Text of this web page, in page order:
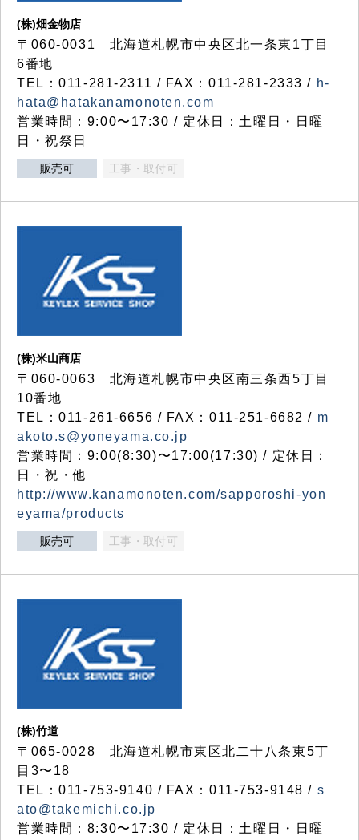
(株)畑金物店
〒060-0031 北海道札幌市中央区北一条東1丁目
6番地
TEL：011-281-2311 / FAX：011-281-2333 / h-
hata@hatakanamonoten.com
営業時間：9:00〜17:30 / 定休日：土曜日・日曜
日・祝祭日
販売可 工事・取付可
(株)米山商店
〒060-0063 北海道札幌市中央区南三条西5丁目
10番地
TEL：011-261-6656 / FAX：011-251-6682 / m
akoto.s@yoneyama.co.jp
営業時間：9:00(8:30)〜17:00(17:30) / 定休日：
日・祝・他
http://www.kanamonoten.com/sapporoshi-yon
eyama/products
販売可 工事・取付可
(株)竹道
〒065-0028 北海道札幌市東区北二十八条東5丁
目3〜18
TEL：011-753-9140 / FAX：011-753-9148 / s
ato@takemichi.co.jp
営業時間：8:30〜17:30 / 定休日：土曜日・日曜